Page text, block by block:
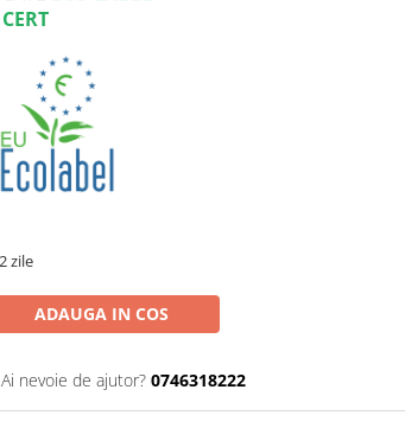
zile
ADAUGA IN COS
Ai nevoie de ajutor? 0746318222